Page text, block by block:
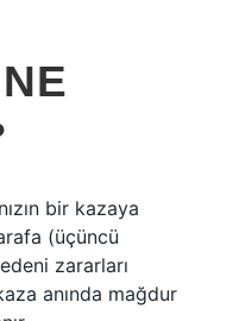
bir kazaya
(üçüncü
zararları
anında mağdur